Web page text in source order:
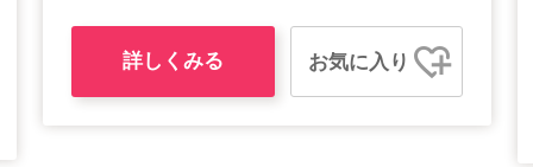
詳しくみる お気に入り